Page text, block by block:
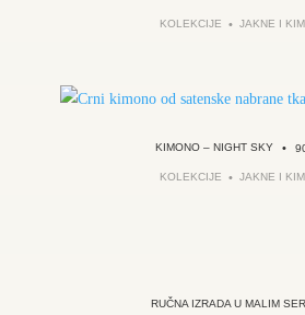
KOLEKCIJE JAKNE I
KIMONO – NIGHT SKY •
KOLEKCIJE JAKNE I
RUČNA IZRADA U MALIM